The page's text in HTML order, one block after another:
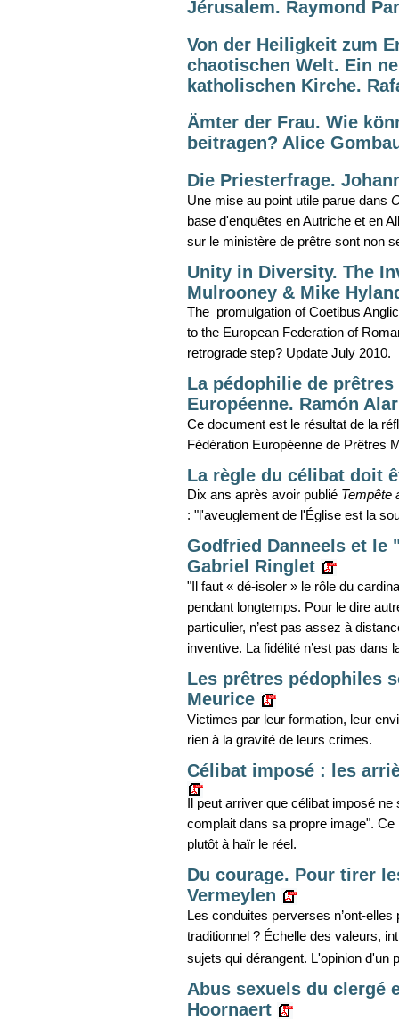
Jérusalem. Raymond
Von der Heiligkeit zum
chaotischen Welt. Ein
katholischen Kirche.
Ämter der Frau. Wie
beitragen? Alice
Die Priesterfrage.
Une mise au point utile parue dans
base d'enquêtes en Autriche et en
sur le ministère de prêtre sont non
Unity in Diversity. The
Mulrooney & Mike
The promulgation of Coetibus
to the European Federation of
retrograde step? Update July 2010.
La pédophilie de
Européenne. Ramón
Ce document est le résultat de la
Fédération Européenne de Prêtres
La règle du célibat doit
Dix ans après avoir publié Tempête
: "l'aveuglement de l'Église est la
Godfried Danneels et le
Gabriel Ringlet
"Il faut « dé-isoler » le rôle du
pendant longtemps. Pour le dire
particulier, n’est pas assez à
inventive. La fidélité n’est pas dans
Les prêtres pédophiles
Meurice
Victimes par leur formation, leur
rien à la gravité de leurs crimes.
Célibat imposé : les
Il peut arriver que célibat imposé
complait dans sa propre image".
plutôt à haïr le réel.
Du courage. Pour tirer
Vermeylen
Les conduites perverses n’ont-
traditionnel ? Échelle des valeurs,
sujets qui dérangent. L'opinion d'un
Abus sexuels du clergé
Hoornaert